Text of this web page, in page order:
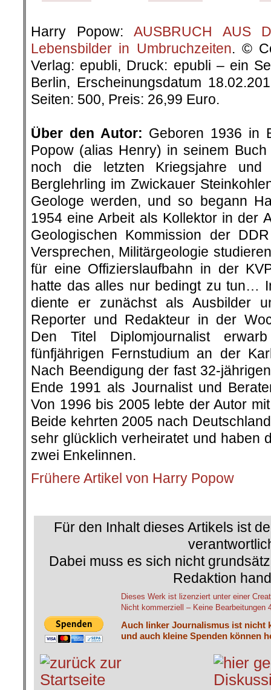
Harry Popow: AUSBRUCH AUS
Lebensbilder in Umbruchzeiten. ©
Verlag: epubli, Druck: epubli – ein
Berlin, Erscheinungsdatum
Seiten: 500, Preis: 26,99 Euro.
Über den Autor: Geboren 1936 in
Popow (alias Henry) in seinem Buch
noch die letzten Kriegsjahre
Berglehrling im Zwickauer
Geologe werden, und so begann
1954 eine Arbeit als Kollektor in der
Geologischen Kommission der
Versprechen, Militärgeologie
für eine Offizierslaufbahn in der
hatte das alles nur bedingt zu tun…
diente er zunächst als Ausbilder
Reporter und Redakteur in der
Den Titel Diplomjournalist
fünfjährigen Fernstudium an der
Nach Beendigung der fast 32-
Ende 1991 als Journalist und
Von 1996 bis 2005 lebte der Autor
Beide kehrten 2005 nach
sehr glücklich verheiratet und haben
zwei Enkelinnen.
Frühere Artikel von Harry Popow
Für den Inhalt dieses Artikels ist
Dabei muss es sich nicht
Redaktion
Dieses Werk ist lizenziert unter einer
Nicht kommerziell – Keine Bearbeitungen
Auch linker Journalismus ist nicht
und auch kleine Spenden können